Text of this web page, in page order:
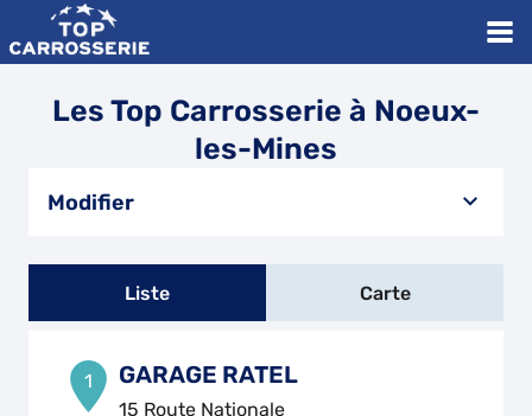
Les Top Carrosserie à Noeux-
les-Mines
Modifier
Liste Carte
1 GARAGE RATEL
15 Route Nationale